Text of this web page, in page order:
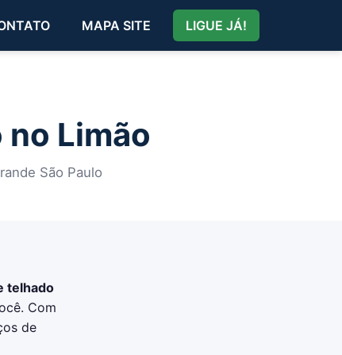
MAPA SITE LIGUE JÁ!
Limão
São Paulo
telhado
Com
de